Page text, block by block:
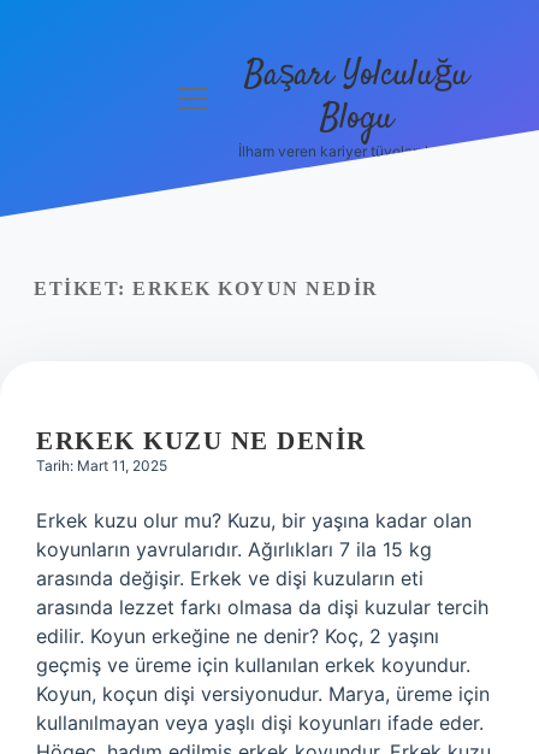
menüyüBaşarı Yolculuğu
Blogu
İlham veren kariyer tüyoları burada!
ETIKET: ERKEK KOYUN NEDIR
ERKEK KUZU NE DENIR
Tarih: Mart 11, 2025
Erkek kuzu olur mu? Kuzu, bir yaşına kadar olan
koyunların yavrularıdır. Ağırlıkları 7 ila 15 kg
arasında değişir. Erkek ve dişi kuzuların eti
arasında lezzet farkı olmasa da dişi kuzular tercih
edilir. Koyun erkeğine ne denir? Koç, 2 yaşını
geçmiş ve üreme için kullanılan erkek koyundur.
Koyun, koçun dişi versiyonudur. Marya, üreme için
kullanılmayan veya yaşlı dişi koyunları ifade eder.